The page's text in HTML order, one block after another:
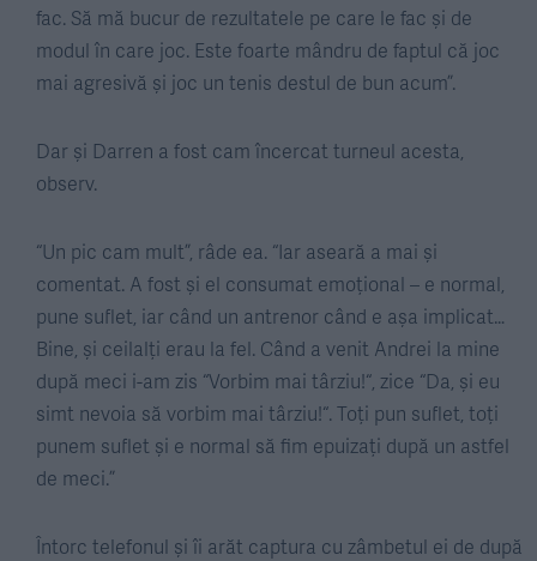
fac. Să mă bucur de rezultatele pe care le fac și de
modul în care joc. Este foarte mândru de faptul că joc
mai agresivă și joc un tenis destul de bun acum”.
Dar și Darren a fost cam încercat turneul acesta,
observ.
“Un pic cam mult”, râde ea. “Iar aseară a mai și
comentat. A fost și el consumat emoțional – e normal,
pune suflet, iar când un antrenor când e așa implicat…
Bine, și ceilalți erau la fel. Când a venit Andrei la mine
după meci i-am zis “Vorbim mai târziu!“, zice “Da, și eu
simt nevoia să vorbim mai târziu!“. Toți pun suflet, toți
punem suflet și e normal să fim epuizați după un astfel
de meci.”
Întorc telefonul și îi arăt captura cu zâmbetul ei de după